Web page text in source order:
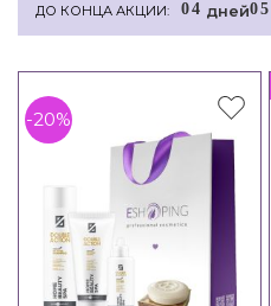
ДО КОНЦА АКЦИИ: 04 дней05
-20%